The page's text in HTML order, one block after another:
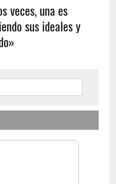
veces, una es
sus ideales y